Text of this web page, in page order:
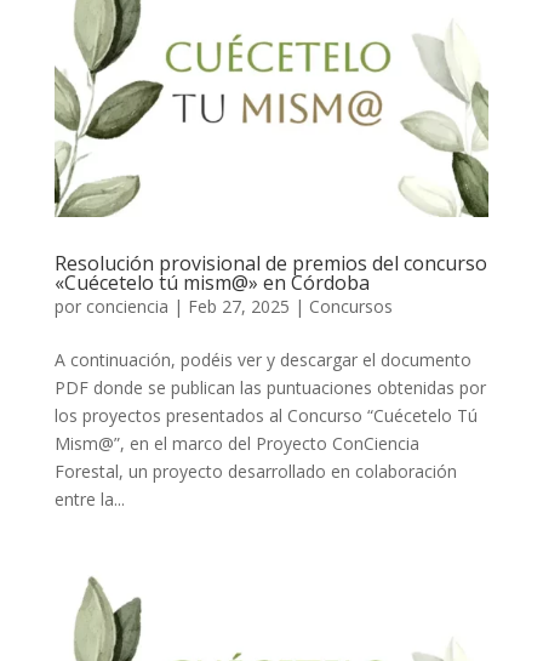
Resolución provisional de premios del concurso
«Cuécetelo tú mism@» en Córdoba
por conciencia | Feb 27, 2025 | Concursos
A continuación, podéis ver y descargar el documento
PDF donde se publican las puntuaciones obtenidas por
los proyectos presentados al Concurso “Cuécetelo Tú
Mism@”, en el marco del Proyecto ConCiencia
Forestal, un proyecto desarrollado en colaboración
entre la...